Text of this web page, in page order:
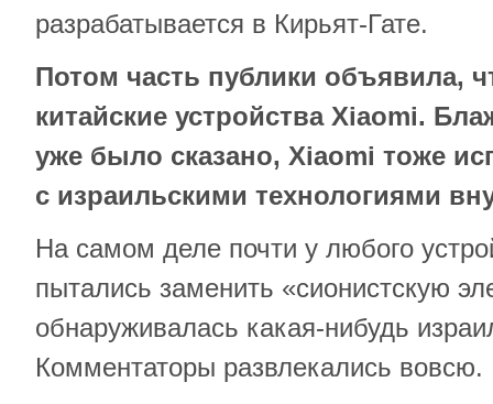
разрабатывается в Кирьят-Гате.
Потом часть публики объявила,
китайские устройства Xiaomi.
уже было сказано, Xiaomi тоже
с израильскими технологиями
На самом деле почти у любого
пытались заменить «сионистскую
обнаруживалась какая-нибудь
Комментаторы развлекались вовсю.